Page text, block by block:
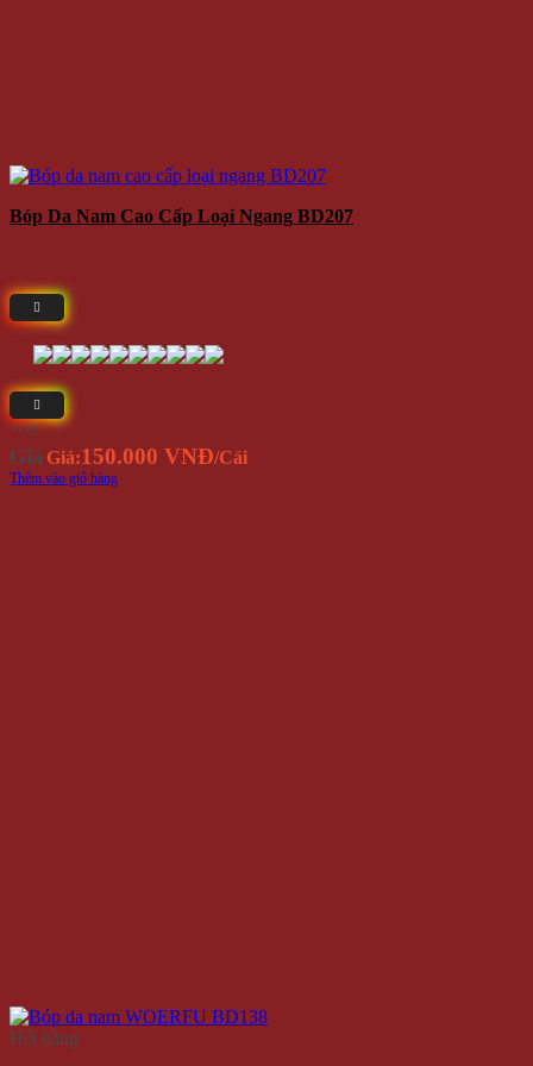
Bóp Da Nam Cao Cấp Loại Ngang BD207
⭐(2)
Giá Giá:150.000 VNĐ/Cái
Thêm vào giỏ hàng
Hết hàng